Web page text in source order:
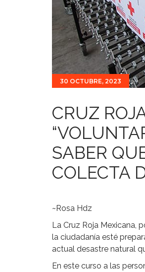
30 OCTUBRE, 2023
CRUZ
SABER
COLECTA
~Rosa Hdz
La Cruz Roja Mexicana,
la ciudadanía esté
actual desastre natural
En este curso a las